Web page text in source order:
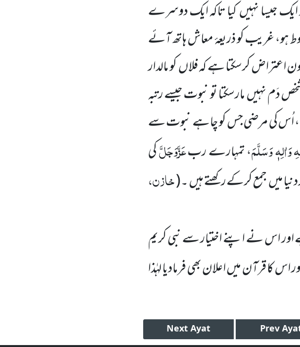
ایک جیسا نہیںکیا تاکہ ایک دوسرے
غریب کو ذریعۂ معاش ہاتھ آئے
اعتراض کرسکتا ہے کہ فلاںکو مالدار
دَم نہیںمارسکتا تو نبوت جیسے رتبہ
اُس کی مرضی جس کو چاہےنبوت سے
وَاٰلِہٖ وَسَلَّمَ، تمہارے ربعَزَّوَجَلَّکی
میںجمع کرکے رکھتے ہیں ۔(خازن،
اس نے اپنے اختیار سے نبی کریم
اس کا قرآن میں اعلان بھی فرمادیا لہٰذا
Next Ayat Prev